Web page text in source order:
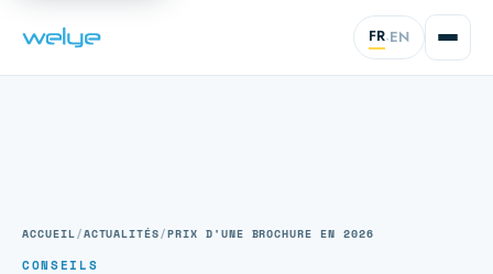
FR·EN
ACCUEIL/ACTUALITÉS/PRIX D'UNE BROCHURE EN 2026
CONSEILS